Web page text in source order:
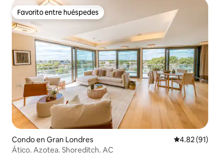
Favorito entre huéspedes
Favorito entre huéspedes
Condo en Gran Londres Calificación
4.82 (91)
Ático. Azotea. Shoreditch. AC